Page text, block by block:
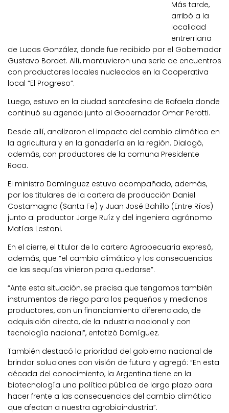
Más tarde,
arribó a la
localidad
entrerriana
de Lucas González, donde fue recibido por el Gobernador
Gustavo Bordet. Allí, mantuvieron una serie de encuentros
con productores locales nucleados en la Cooperativa
local “El Progreso”.
Luego, estuvo en la ciudad santafesina de Rafaela donde
continuó su agenda junto al Gobernador Omar Perotti.
Desde allí, analizaron el impacto del cambio climático en
la agricultura y en la ganadería en la región. Dialogó,
además, con productores de la comuna Presidente
Roca.
El ministro Domínguez estuvo acompañado, además,
por los titulares de la cartera de producción Daniel
Costamagna (Santa Fe) y Juan José Bahillo (Entre Ríos)
junto al productor Jorge Ruíz y del ingeniero agrónomo
Matías Lestani.
En el cierre, el titular de la cartera Agropecuaria expresó,
además, que “el cambio climático y las consecuencias
de las sequías vinieron para quedarse”.
“Ante esta situación, se precisa que tengamos también
instrumentos de riego para los pequeños y medianos
productores, con un financiamiento diferenciado, de
adquisición directa, de la industria nacional y con
tecnología nacional”, enfatizó Domíguez.
También destacó la prioridad del gobierno nacional de
brindar soluciones con visión de futuro y agregó: “En esta
década del conocimiento, la Argentina tiene en la
biotecnología una política pública de largo plazo para
hacer frente a las consecuencias del cambio climático
que afectan a nuestra agrobioindustria”.